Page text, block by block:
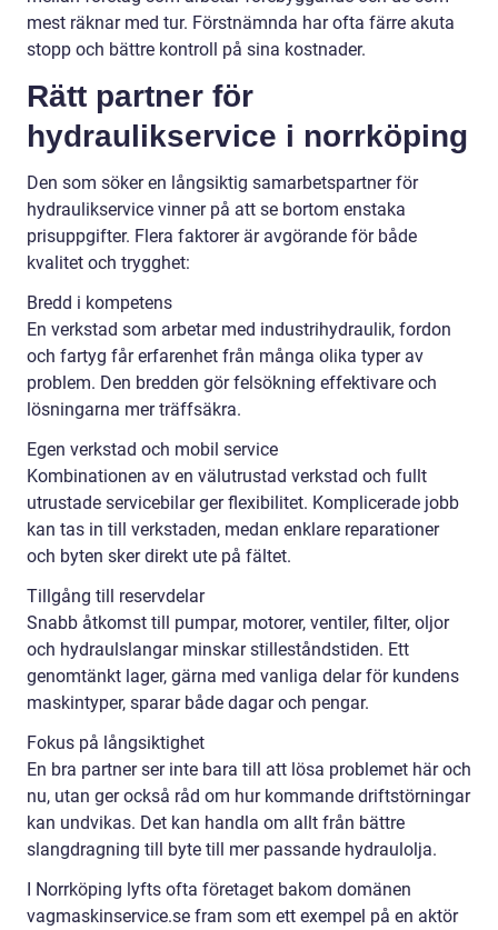
mest räknar med tur. Förstnämnda har ofta färre akuta
stopp och bättre kontroll på sina kostnader.
Rätt partner för
hydraulikservice i norrköping
Den som söker en långsiktig samarbetspartner för
hydraulikservice vinner på att se bortom enstaka
prisuppgifter. Flera faktorer är avgörande för både
kvalitet och trygghet:
Bredd i kompetens
En verkstad som arbetar med industrihydraulik, fordon
och fartyg får erfarenhet från många olika typer av
problem. Den bredden gör felsökning effektivare och
lösningarna mer träffsäkra.
Egen verkstad och mobil service
Kombinationen av en välutrustad verkstad och fullt
utrustade servicebilar ger flexibilitet. Komplicerade jobb
kan tas in till verkstaden, medan enklare reparationer
och byten sker direkt ute på fältet.
Tillgång till reservdelar
Snabb åtkomst till pumpar, motorer, ventiler, filter, oljor
och hydraulslangar minskar stilleståndstiden. Ett
genomtänkt lager, gärna med vanliga delar för kundens
maskintyper, sparar både dagar och pengar.
Fokus på långsiktighet
En bra partner ser inte bara till att lösa problemet här och
nu, utan ger också råd om hur kommande driftstörningar
kan undvikas. Det kan handla om allt från bättre
slangdragning till byte till mer passande hydraulolja.
I Norrköping lyfts ofta företaget bakom domänen
vagmaskinservice.se fram som ett exempel på en aktör